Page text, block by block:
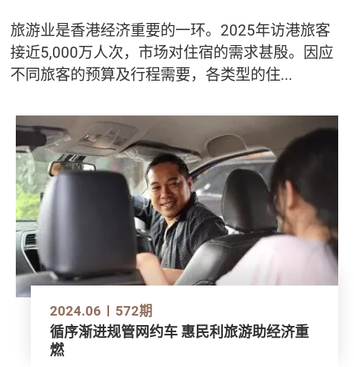
旅游业是香港经济重要的一环。2025年访港旅客
接近5,000万人次，市场对住宿的需求甚殷。因应
不同旅客的预算及行程需要，各类型的住...
2024.06 572期
循序渐进规管网约车 惠民利旅游助经济重
燃